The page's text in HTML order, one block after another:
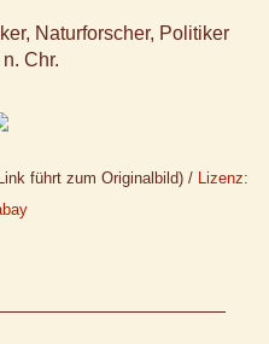
Naturforscher, Politiker
Chr.
führt zum Originalbild) / Lizenz: